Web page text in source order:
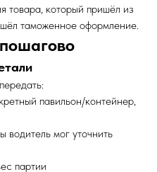
товара, который пришёл из
таможенное оформление.
павильон/контейнер,
водитель мог уточнить
партии